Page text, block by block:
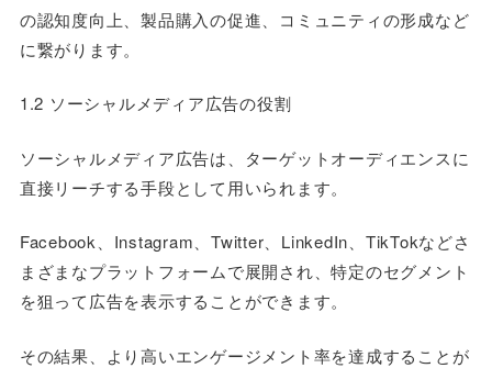
の認知度向上、製品購入の促進、コミュニティの形成など
に繋がります。
1.2 ソーシャルメディア広告の役割
ソーシャルメディア広告は、ターゲットオーディエンスに
直接リーチする手段として用いられます。
Facebook、Instagram、Twitter、LinkedIn、TikTokなどさ
まざまなプラットフォームで展開され、特定のセグメント
を狙って広告を表示することができます。
その結果、より高いエンゲージメント率を達成することが